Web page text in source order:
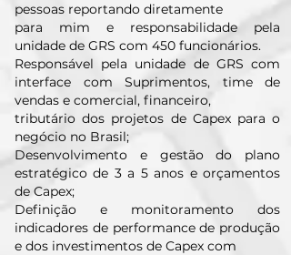
pessoas reportando diretamente
para mim e responsabilidade pela
unidade de GRS com 450 funcionários.
Responsável pela unidade de GRS com
interface com Suprimentos, time de
vendas e comercial, financeiro,
tributário dos projetos de Capex para o
negócio no Brasil;
Desenvolvimento e gestão do plano
estratégico de 3 a 5 anos e orçamentos
de Capex;
Definição e monitoramento dos
indicadores de performance de produção
e dos investimentos de Capex com